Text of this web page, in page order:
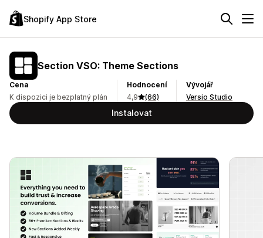
Shopify App Store
Section VSO: Theme Sections
Cena
K dispozici je bezplatný plán
Hodnocení
4,9
(66)
Vývojář
Versio Studio
Instalovat